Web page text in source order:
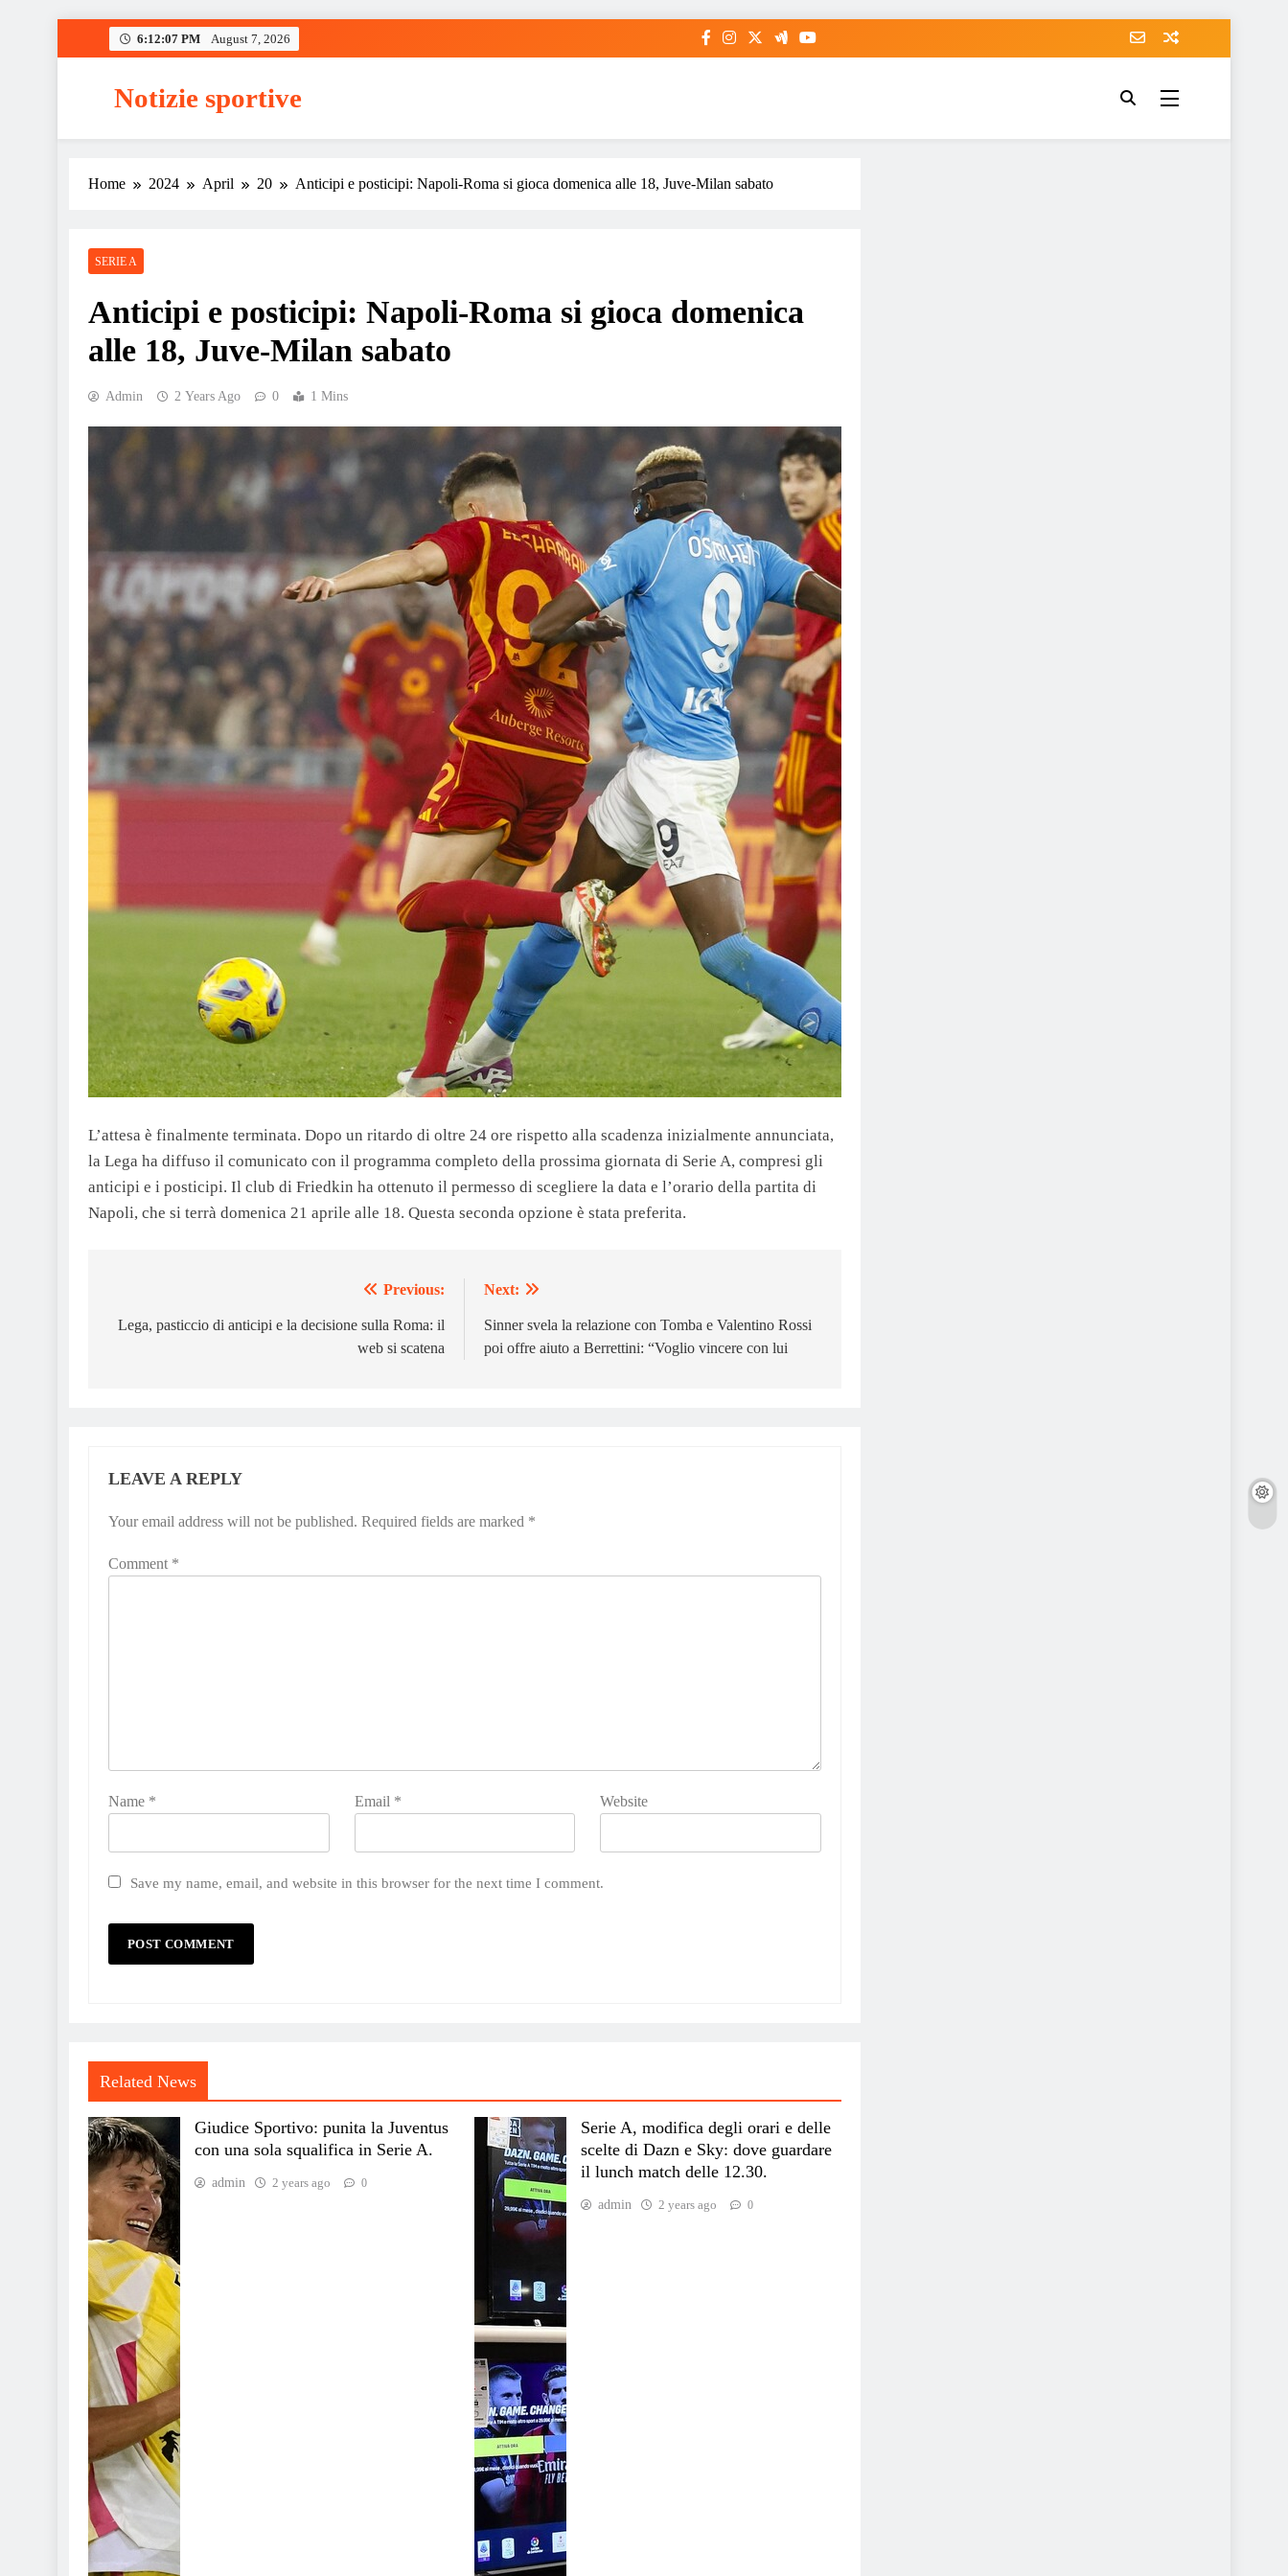
6:12:08 PM August 7, 2026
Notizie sportive
Home 2024 April 20 Anticipi e posticipi: Napoli-Roma si gioca domenica alle 18, Juve-Milan sabato
SERIE A
Anticipi e posticipi: Napoli-Roma si gioca domenica
alle 18, Juve-Milan sabato
Admin 2 Years Ago 0 1 Mins
L’attesa è finalmente terminata. Dopo un ritardo di oltre 24 ore rispetto alla scadenza inizialmente annunciata,
la Lega ha diffuso il comunicato con il programma completo della prossima giornata di Serie A, compresi gli
anticipi e i posticipi. Il club di Friedkin ha ottenuto il permesso di scegliere la data e l’orario della partita di
Napoli, che si terrà domenica 21 aprile alle 18. Questa seconda opzione è stata preferita.
navigation
Previous:
Lega, pasticcio di anticipi e la decisione sulla Roma: il
web si scatena
Next:
Sinner svela la relazione con Tomba e Valentino Rossi
poi offre aiuto a Berrettini: “Voglio vincere con lui
LEAVE A REPLY
Your email address will not be published. Required fields are marked *
Comment *
Name * Email * Website
Save my name, email, and website in this browser for the next time I comment.
Related News
Giudice Sportivo: punita la Juventus
con una sola squalifica in Serie A.
admin 2 years ago 0
Serie A, modifica degli orari e delle
scelte di Dazn e Sky: dove guardare
il lunch match delle 12.30.
admin 2 years ago 0